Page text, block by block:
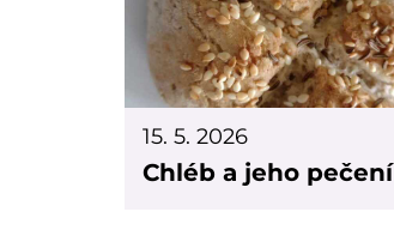
15. 5. 2026
Chléb a jeho pečení